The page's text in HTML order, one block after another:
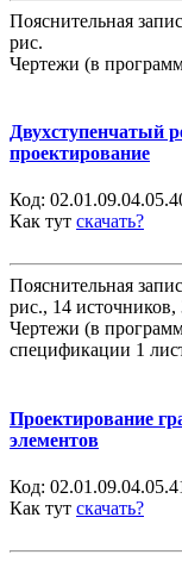
Пояснительная
рис.
Чертежи (в
Двухступенчатый
проектирование
Код:
Как тут скачать?
Пояснительная
рис., 14
Чертежи (в
спецификации 1
Проектирование
элементов
Код:
Как тут скачать?